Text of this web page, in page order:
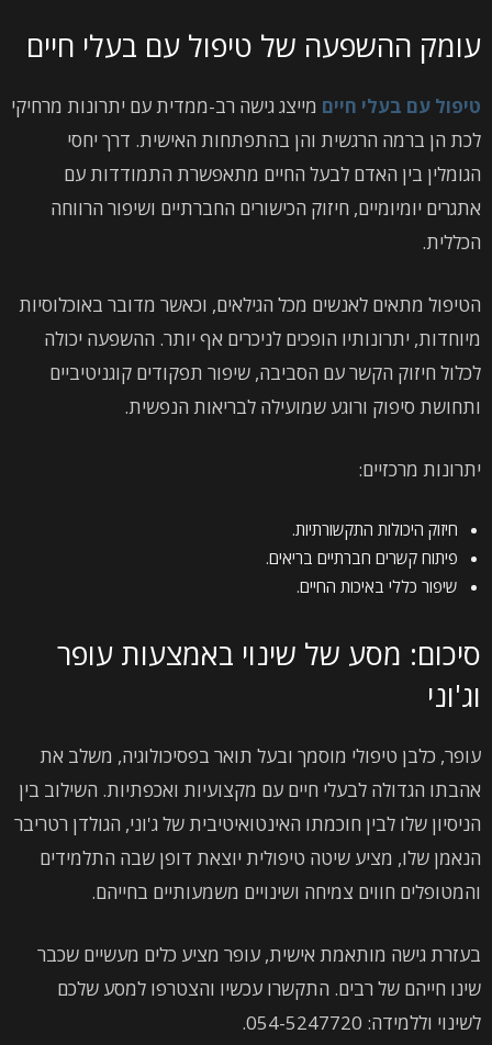
עומק ההשפעה של טיפול עם בעלי חיים
טיפול עם בעלי חיים מייצג גישה רב-ממדית עם יתרונות מרחיקי
לכת הן ברמה הרגשית והן בהתפתחות האישית. דרך יחסי
הגומלין בין האדם לבעל החיים מתאפשרת התמודדות עם
אתגרים יומיומיים, חיזוק הכישורים החברתיים ושיפור הרווחה
הכללית.
הטיפול מתאים לאנשים מכל הגילאים, וכאשר מדובר באוכלוסיות
מיוחדות, יתרונותיו הופכים לניכרים אף יותר. ההשפעה יכולה
לכלול חיזוק הקשר עם הסביבה, שיפור תפקודים קוגניטיביים
ותחושת סיפוק ורוגע שמועילה לבריאות הנפשית.
יתרונות מרכזיים:
חיזוק היכולות התקשורתיות.
פיתוח קשרים חברתיים בריאים.
שיפור כללי באיכות החיים.
סיכום: מסע של שינוי באמצעות עופר
וג'וני
עופר, כלבן טיפולי מוסמך ובעל תואר בפסיכולוגיה, משלב את
אהבתו הגדולה לבעלי חיים עם מקצועיות ואכפתיות. השילוב בין
הניסיון שלו לבין חוכמתו האינטואיטיבית של ג'וני, הגולדן רטריבר
הנאמן שלו, מציע שיטה טיפולית יוצאת דופן שבה התלמידים
והמטופלים חווים צמיחה ושינויים משמעותיים בחייהם.
בעזרת גישה מותאמת אישית, עופר מציע כלים מעשיים שכבר
שינו חייהם של רבים. התקשרו עכשיו והצטרפו למסע שלכם
לשינוי וללמידה: 054-5247720.